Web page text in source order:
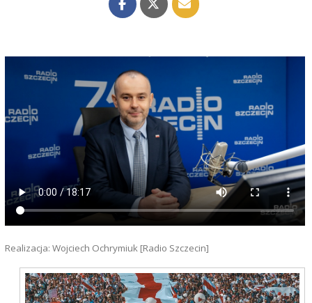
Realizacja: Wojciech Ochrymiuk [Radio Szczecin]